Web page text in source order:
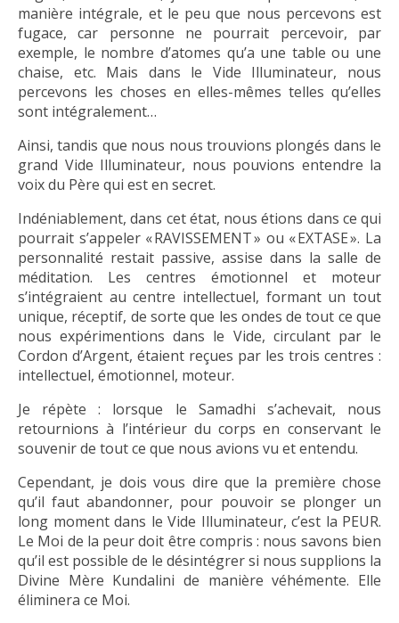
manière intégrale, et le peu que nous percevons est
fugace, car personne ne pourrait percevoir, par
exemple, le nombre d’atomes qu’a une table ou une
chaise, etc. Mais dans le Vide Illuminateur, nous
percevons les choses en elles-mêmes telles qu’elles
sont intégralement…
Ainsi, tandis que nous nous trouvions plongés dans le
grand Vide Illuminateur, nous pouvions entendre la
voix du Père qui est en secret.
Indéniablement, dans cet état, nous étions dans ce qui
pourrait s’appeler « RAVISSEMENT » ou « EXTASE ». La
personnalité restait passive, assise dans la salle de
méditation. Les centres émotionnel et moteur
s’intégraient au centre intellectuel, formant un tout
unique, réceptif, de sorte que les ondes de tout ce que
nous expérimentions dans le Vide, circulant par le
Cordon d’Argent, étaient reçues par les trois centres :
intellectuel, émotionnel, moteur.
Je répète : lorsque le Samadhi s’achevait, nous
retournions à l’intérieur du corps en conservant le
souvenir de tout ce que nous avions vu et entendu.
Cependant, je dois vous dire que la première chose
qu’il faut abandonner, pour pouvoir se plonger un
long moment dans le Vide Illuminateur, c’est la PEUR.
Le Moi de la peur doit être compris : nous savons bien
qu’il est possible de le désintégrer si nous supplions la
Divine Mère Kundalini de manière véhémente. Elle
éliminera ce Moi.